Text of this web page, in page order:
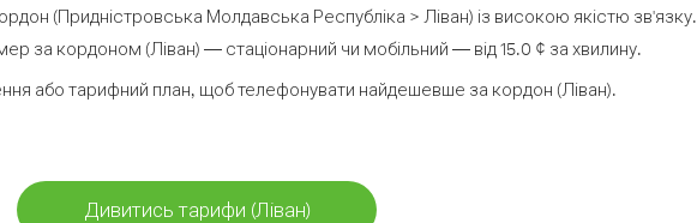
(Придністровська Молдавська Республіка > Ліван) із високою якістю зв'язку.
за кордоном (Ліван) — стаціонарний чи мобільний — від 15.0 ¢ за хвилину.
або тарифний план, щоб телефонувати найдешевше за кордон (Ліван).
Дивитись тарифи (Ліван)